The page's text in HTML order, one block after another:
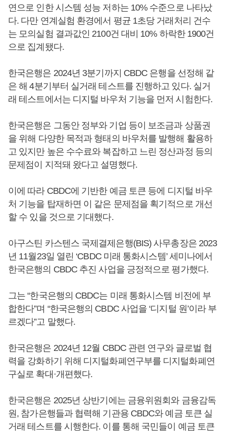
연으로 인한 시스템 성능 저하는 10% 수준으로 나타났
다. 다만 연계실험 환경에서 평균 1초당 거래처리 건수
는 모의실험 결과값인 2100건 대비 10% 하락한 1900건
으로 집계됐다.
한국은행은 2024년 3분기까지 CBDC 은행을 선정해 같
은 해 4분기부터 실거래 테스트를 진행하고 있다. 실거
래 테스트에서는 디지털 바우처 기능을 먼저 시험한다.
한국은행은 그동안 정부와 기업 등이 보조금과 상품권
을 위해 다양한 목적과 형태의 바우처를 발행해 활용하
고 있지만 높은 수수료와 복잡하고 느린 정산과정 등의
문제점이 지적돼 왔다고 설명했다.
이에 따라 CBDC에 기반한 예금 토큰 등에 디지털 바우
처 기능을 탑재하면 이 같은 문제점을 획기적으로 개선
할 수 있을 것으로 기대했다.
아구스틴 카스텐스 국제결제은행(BIS) 사무총장은 2023
년 11월23일 열린 ‘CBDC 미래 통화시스템’ 세미나에서
한국은행의 CBDC 추진 사업을 긍정적으로 평가했다.
그는 “한국은행의 CBDC는 미래 통화시스템 비전에 부
합한다”며 “한국은행의 CBDC 사업을 ‘디지털 원’이라 부
르겠다”고 말했다.
한국은행은 2024년 12월 CBDC 관련 연구와 글로벌 협
력을 강화하기 위해 디지털화폐연구부를 디지털화폐연
구실로 확대·개편했다.
한국은행은 2025년 상반기에는 금융위원회와 금융감독
원, 참가은행들과 협력해 기관용 CBDC와 예금 토큰 실
거래 테스트를 시행한다. 이를 통해 국민들이 예금 토큰